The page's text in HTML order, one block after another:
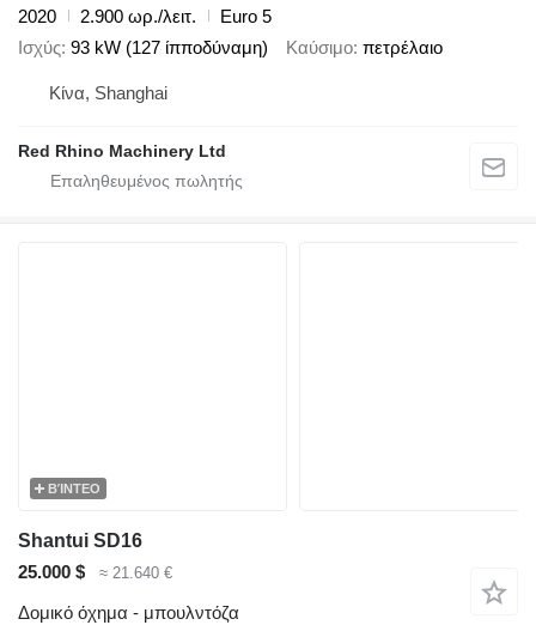
2020 2.900 ωρ./λειτ.
Euro 5
Ισχύς 93 kW (127 ίπποδύναμη) Καύσιμο πετρέλαιο
Κίνα, Shanghai
Red Rhino Machinery Ltd
ΒΊΝΤΕΟ
Shantui SD16
25.000 $
≈ 21.640 €
Δομικό όχημα - μπουλντόζα